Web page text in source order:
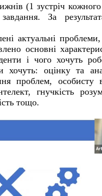
(1 зустріч
За
актуальні
основні
і чого хочуть
оцінку та
проблем, особисту
гнучкість
тощо.